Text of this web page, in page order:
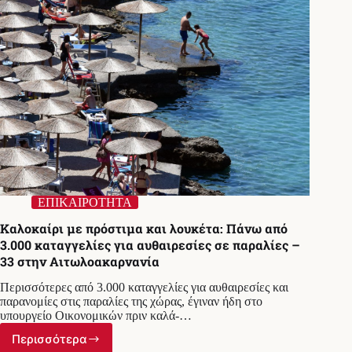
ΕΠΙΚΑΙΡΟΤΗΤΑ
Καλοκαίρι με πρόστιμα και λουκέτα: Πάνω από
3.000 καταγγελίες για αυθαιρεσίες σε παραλίες –
33 στην Αιτωλοακαρνανία
Περισσότερες από 3.000 καταγγελίες για αυθαιρεσίες και
παρανομίες στις παραλίες της χώρας, έγιναν ήδη στο
υπουργείο Οικονομικών πριν καλά-…
Περισσότερα
Καλοκαίρι